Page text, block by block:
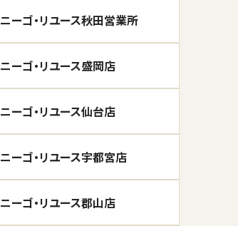
ニーゴ・リユース秋田営業所
ニーゴ・リユース盛岡店
ニーゴ・リユース仙台店
ニーゴ・リユース宇都宮店
ニーゴ・リユース郡山店